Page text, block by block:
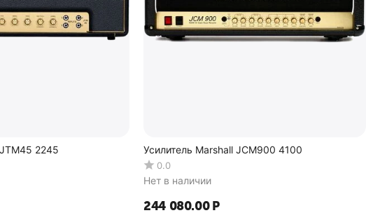
2245 Усилитель Marshall JCM900 4100
0.0
Нет в наличии
244 080.00 Р